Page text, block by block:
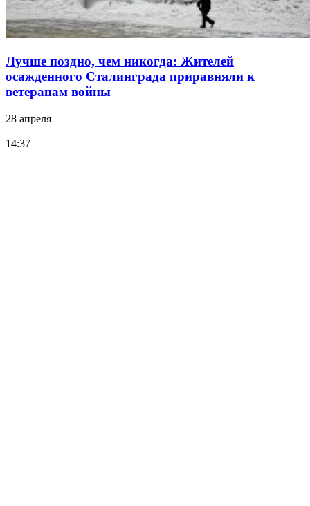
Лучше поздно, чем никогда: Жителей
осажденного Сталинграда приравняли к
ветеранам войны
28 апреля
14:37